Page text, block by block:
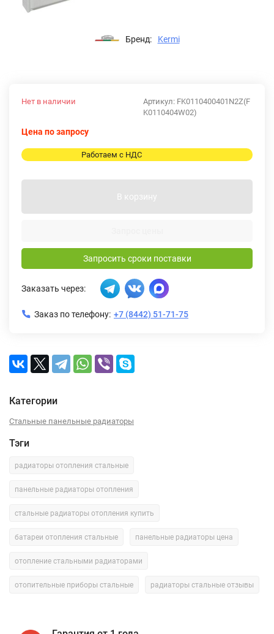
Бренд: Kermi
Артикул: FK0110400401N2Z(F
K0110404W02)
Нет в наличии
Цена по запросу
Работаем с НДС
В корзину
Запросить сроки поставки
Заказать через:
Заказ по телефону: +7 (8442) 51-71-75
Категории
Стальные панельные радиаторы
Тэги
радиаторы отопления стальные
панельные радиаторы отопления
стальные радиаторы отопления купить
батареи отопления стальные панельные радиаторы цена
отопление стальными радиаторами
отопительные приборы стальные радиаторы стальные отзывы